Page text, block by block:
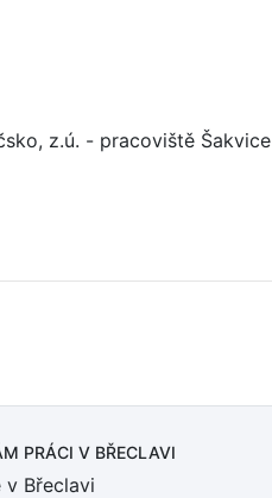
z.ú. - pracoviště Šakvice
PRÁCI V BŘECLAVI
v Břeclavi